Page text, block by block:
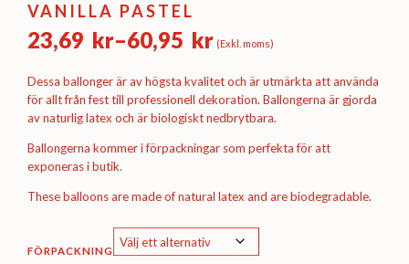
VANILLA PASTEL
23,69 kr–60,95 kr
Prisintervall:
23,69 kr
till
60,95 kr
(Exkl. moms)
Dessa ballonger är av högsta kvalitet och är utmärkta att använda
för allt från fest till professionell dekoration. Ballongerna är gjorda
av naturlig latex och är biologiskt nedbrytbara.
Ballongerna kommer i förpackningar som perfekta för att
exponeras i butik.
These balloons are made of natural latex and are biodegradable.
FÖRPACKNING